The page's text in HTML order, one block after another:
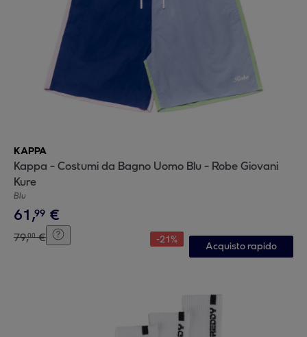
KAPPA
Kappa - Costumi da Bagno Uomo Blu - Robe Giovani
Kure
Blu
61,99 €
79,00 € -21%
Acquisto rapido